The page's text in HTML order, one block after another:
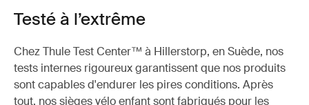
Testé à l’extrême
Chez Thule Test Center™ à Hillerstorp, en Suède, nos
tests internes rigoureux garantissent que nos produits
sont capables d'endurer les pires conditions. Après
tout, nos sièges vélo enfant sont fabriqués pour les